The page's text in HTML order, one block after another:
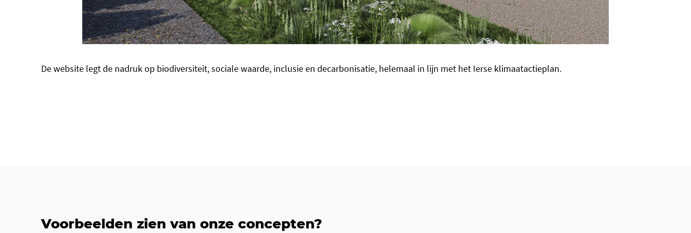
De website legt de nadruk op biodiversiteit, sociale waarde, inclusie en decarbonisatie, helemaal in lijn met het Ierse klimaatactieplan.
Voorbeelden zien van onze concepten?